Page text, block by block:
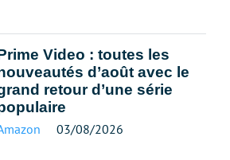
Video : toutes les
d’août avec le
retour d’une série
03/08/2026